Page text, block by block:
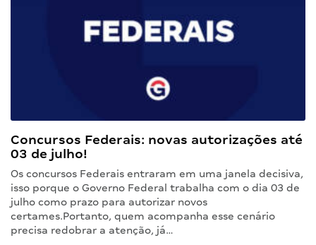
Concursos Federais: novas autorizações até
03 de julho!
Os concursos Federais entraram em uma janela decisiva,
isso porque o Governo Federal trabalha com o dia 03 de
julho como prazo para autorizar novos
certames.Portanto, quem acompanha esse cenário
precisa redobrar a atenção, já…